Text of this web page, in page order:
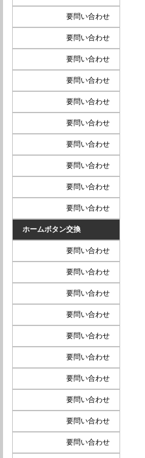
要問い合わせ
要問い合わせ
要問い合わせ
要問い合わせ
要問い合わせ
要問い合わせ
要問い合わせ
要問い合わせ
要問い合わせ
要問い合わせ
ホームボタン交換
要問い合わせ
要問い合わせ
要問い合わせ
要問い合わせ
要問い合わせ
要問い合わせ
要問い合わせ
要問い合わせ
要問い合わせ
要問い合わせ